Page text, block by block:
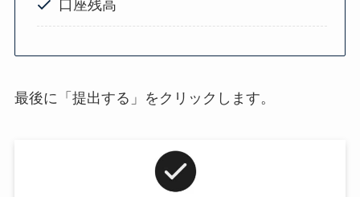
口座残高
最後に「提出する」をクリックします。